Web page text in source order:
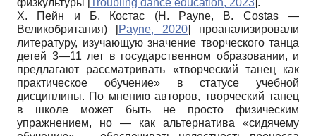
Х. Пейн и Б. Костас (H. Payne, B. Costas —
Великобритания)
[Payne, 2020]
проанализировали
литературу, изучающую значение творческого танца
детей 3—11 лет в государственном образовании, и
предлагают рассматривать «творческий танец как
практическое обучение» в статусе учебной
дисциплины. По мнению авторов, творческий танец
в школе может быть не просто физическим
упражнением, но — как альтернатива «сидячему